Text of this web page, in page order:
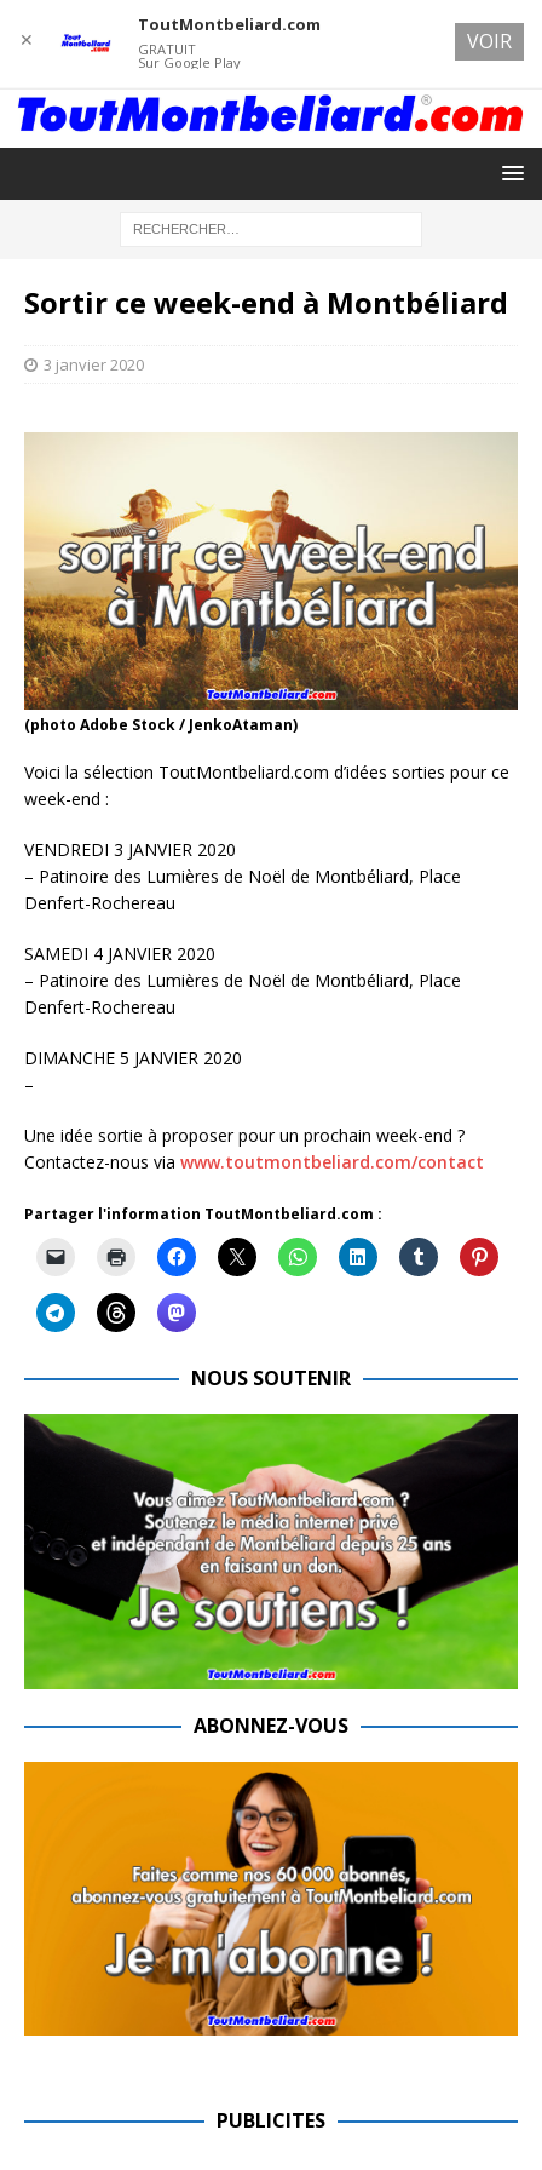
Sortir ce week-end à Montbéliard
3 janvier 2020
(photo Adobe Stock / JenkoAtaman)
Voici la sélection ToutMontbeliard.com d’idées sorties pour ce
week-end :
VENDREDI 3 JANVIER 2020
– Patinoire des Lumières de Noël de Montbéliard, Place
Denfert-Rochereau
SAMEDI 4 JANVIER 2020
– Patinoire des Lumières de Noël de Montbéliard, Place
Denfert-Rochereau
DIMANCHE 5 JANVIER 2020
–
Une idée sortie à proposer pour un prochain week-end ?
Contactez-nous via www.toutmontbeliard.com/contact
Partager l'information ToutMontbeliard.com :
NOUS SOUTENIR
ABONNEZ-VOUS
PUBLICITES
✕
ToutMontbeliard.com
GRATUIT
Sur Google Play
VOIR